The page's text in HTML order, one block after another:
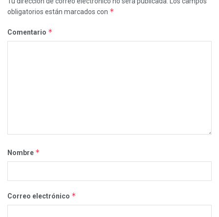
obligatorios están marcados con *
Comentario *
Nombre *
Correo electrónico *